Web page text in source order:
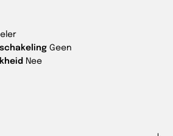
Geen
Nee